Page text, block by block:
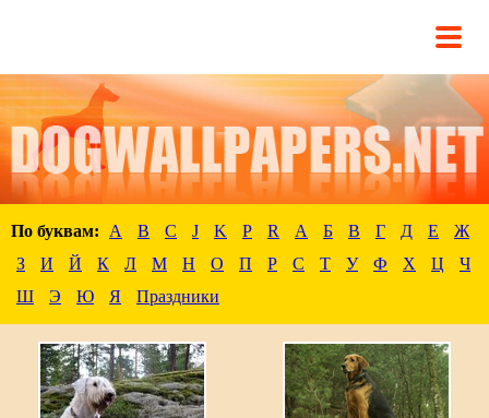
По буквам: A B C J K P R А Б В Г Д Е
Ж
З
И Й К Л М Н О П Р С Т У Ф Х Ц
Ч
Ш
Э Ю Я Праздники